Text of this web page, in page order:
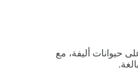
حيوانات أليفة، مع